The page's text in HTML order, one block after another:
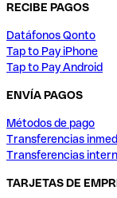
RECIBE PAGOS
Datáfonos Qonto
Tap to Pay iPhone
Tap to Pay Android
ENVÍA PAGOS
Métodos de pago
Transferencias
Transferencias
TARJETAS DE